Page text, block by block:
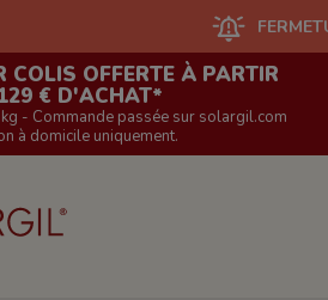
FERMETURE
COLIS OFFERTE À PARTIR
€ D'ACHAT*
- Commande passée sur solargil.com
à domicile uniquement.